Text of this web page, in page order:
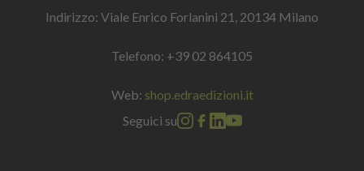
Indirizzo: Viale Enrico Forlanini 21, 20134 Milano
Telefono: +39 02 864105
Web: shop.edraedizioni.it
Seguici su